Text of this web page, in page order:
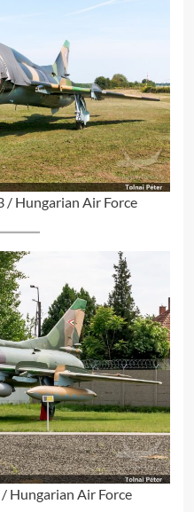
/ Hungarian Air Force
Hungarian Air Force